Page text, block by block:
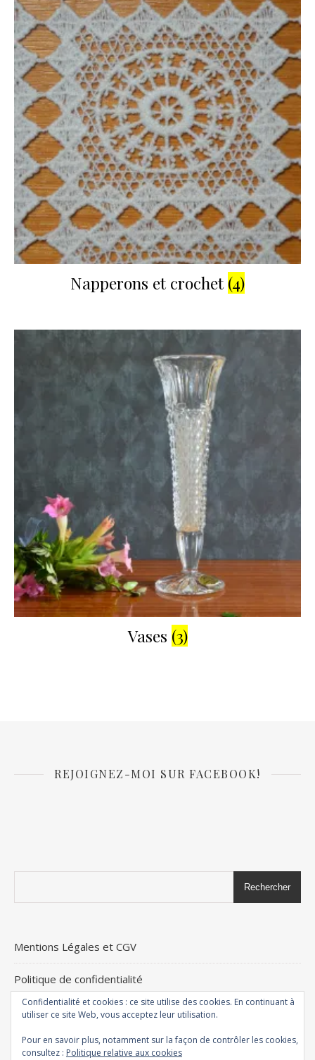
Napperons et crochet (4)
Vases (3)
REJOIGNEZ-MOI SUR FACEBOOK!
Rechercher
Mentions Légales et CGV
Politique de confidentialité
+ d’infos
Confidentialité et cookies : ce site utilise des cookies. En continuant à
utiliser ce site Web, vous acceptez leur utilisation.
Pour en savoir plus, notamment sur la façon de contrôler les cookies,
consultez : Politique relative aux cookies